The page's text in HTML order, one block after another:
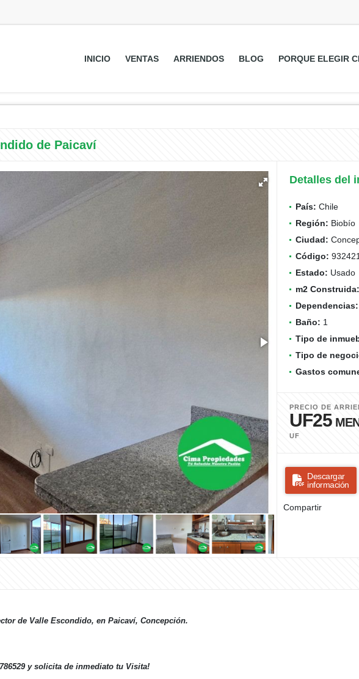
INICIO VENTAS ARRIENDOS BLOG PORQUE ELEGIR
de Paicaví
Detalles del
País: Chile
Región: Biobío
Ciudad:
Código:
Estado: Usado
m2 Construida:
Dependencias:
Baño: 1
Tipo de
Tipo de
Gastos
PRECIO DE
UF25
UF
Descargar
información
Compartir
de Valle Escondido, en Paicaví, Concepción.
y solicita de inmediato tu Visita!